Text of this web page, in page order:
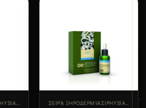
ΣΕΙΡΆ ΞΗΡΟΔΕΡΜΊΑΣ|PHYSIA OE ΣΕΙΡΆ ΞΗΡΟΔΕΡΜΊΑΣ|PHYSIA OE